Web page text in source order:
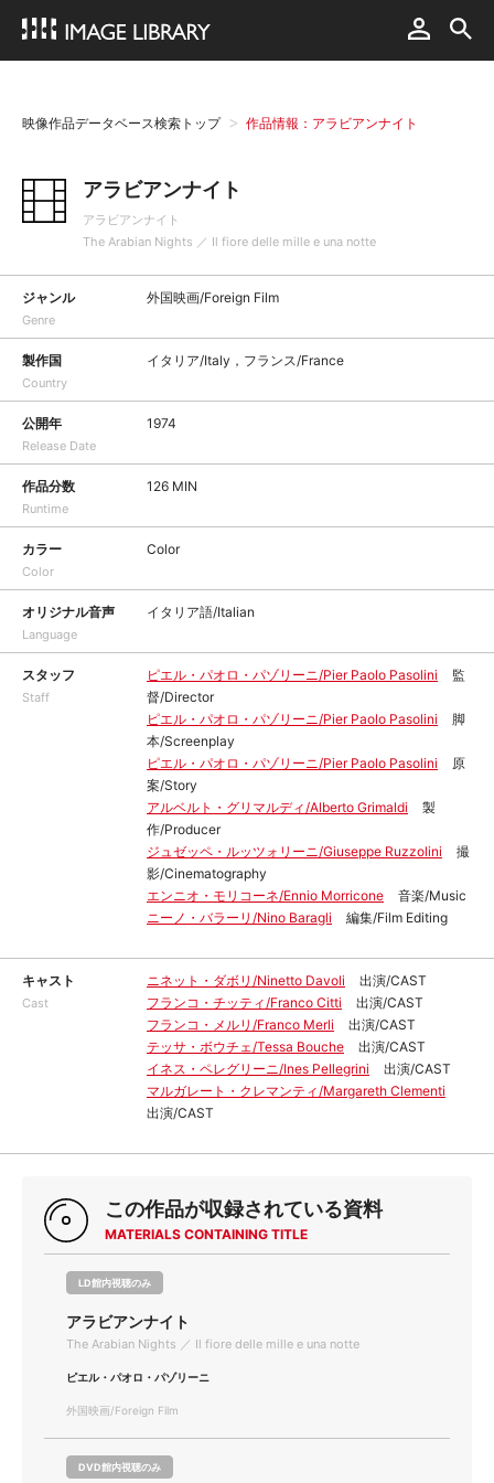
映像作品データベース検索トップ 作品情報：アラビアンナイト
アラビアンナイト
アラビアンナイト
The Arabian Nights ／ Il fiore delle mille e una notte
ジャンル
Genre
外国映画/Foreign Film
製作国
Country
イタリア/Italy，フランス/France
公開年
Release Date
1974
作品分数
Runtime
126 MIN
カラー
Color
Color
オリジナル音声
Language
イタリア語/Italian
スタッフ
Staff
ピエル・パオロ・パゾリーニ/Pier Paolo Pasolini
監
督/Director
ピエル・パオロ・パゾリーニ/Pier Paolo Pasolini
脚
本/Screenplay
ピエル・パオロ・パゾリーニ/Pier Paolo Pasolini
原
案/Story
アルベルト・グリマルディ/Alberto Grimaldi
製
作/Producer
ジュゼッペ・ルッツォリーニ/Giuseppe Ruzzolini
撮
影/Cinematography
エンニオ・モリコーネ/Ennio Morricone
音楽/Music
ニーノ・バラーリ/Nino Baragli
編集/Film Editing
キャスト
Cast
ニネット・ダボリ/Ninetto Davoli
出演/CAST
フランコ・チッティ/Franco Citti
出演/CAST
フランコ・メルリ/Franco Merli
出演/CAST
テッサ・ボウチェ/Tessa Bouche
出演/CAST
イネス・ペレグリーニ/Ines Pellegrini
出演/CAST
マルガレート・クレマンティ/Margareth Clementi
出演/CAST
この作品が収録されている資料
MATERIALS CONTAINING TITLE
LD館内視聴のみ
アラビアンナイト
The Arabian Nights ／ Il fiore delle mille e una notte
ピエル・パオロ・パゾリーニ
外国映画/Foreign Film
DVD館内視聴のみ